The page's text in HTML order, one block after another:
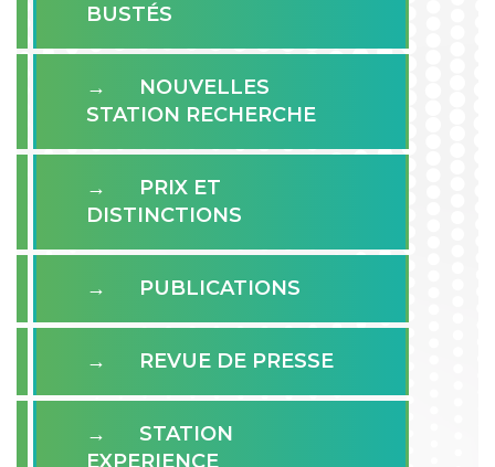
BUSTÉS
NOUVELLES
STATION RECHERCHE
PRIX ET
DISTINCTIONS
PUBLICATIONS
REVUE DE PRESSE
STATION
EXPERIENCE